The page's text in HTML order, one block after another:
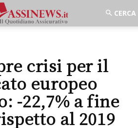
crisi per il
europeo
-22,7% a fine
al 2019